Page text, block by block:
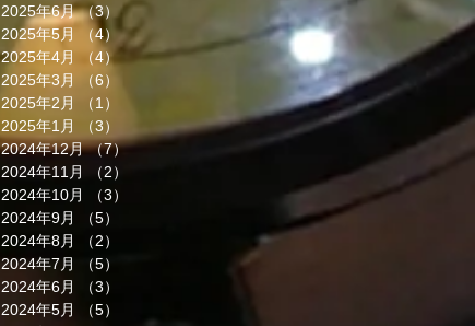
2025年6月 （3） 3件の記事
2025年5月
（4）4件の記事
2025年4月
（4）
4件の記事
2025年3月
（6）
2025年2月
（1）
2025年1月
（3）
3件の記事
2024年12月 （7）7件の記事
2024年11月
（2）
2024年10月
（3）
2024年9月
（5）
2024年8月
（2）
2024年7月
（5）
2024年6月
（3）
2024年5月
（5）